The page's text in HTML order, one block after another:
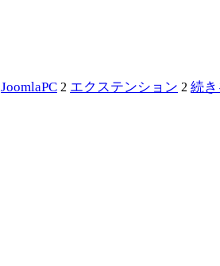
JoomlaPC 2 エクステンション 2 続